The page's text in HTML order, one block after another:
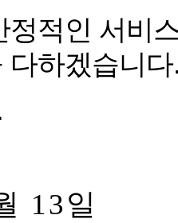
정적인 서비
다하겠습니
13일